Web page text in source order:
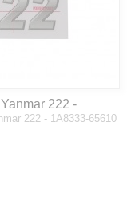
222 -
222 - 1A8333-65610